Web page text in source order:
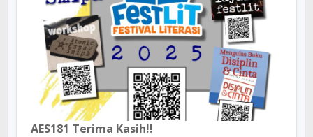
AES181 Terima Kasih!!